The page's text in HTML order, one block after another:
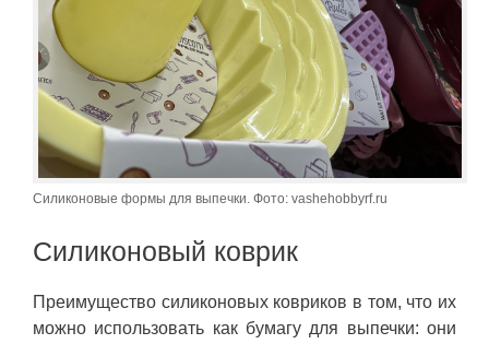
Силиконовые формы для выпечки. Фото: vashehobbyrf.ru
Силиконовый коврик
Преимущество силиконовых ковриков в том, что их
можно использовать как бумагу для выпечки: они